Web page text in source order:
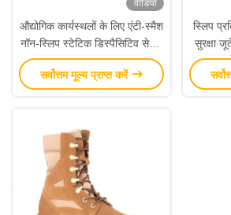
वीडियो
औद्योगिक कार्यस्थलों के लिए एंटी-स्मैश
नॉन-स्लिप स्टेटिक डिस्पैसिटिव सेफ्टी
शूज वर्क बूट्स
सर्वोत्तम मूल्य प्राप्त करें
स्लिप
सुरक्षा